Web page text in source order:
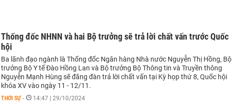
Thống đốc NHNN và hai Bộ trưởng sẽ trả lời chất vấn trước Quốc
hội
Ba lãnh đạo ngành là Thống đốc Ngân hàng Nhà nước Nguyễn Thị Hồng, Bộ
trưởng Bộ Y tế Đào Hồng Lan và Bộ trưởng Bộ Thông tin và Truyền thông
Nguyễn Mạnh Hùng sẽ đăng đàn trả lời chất vấn tại Kỳ họp thứ 8, Quốc hội
khóa XV vào ngày 11 - 12/11.
THỜI SỰ - 14:47 | 29/10/2024